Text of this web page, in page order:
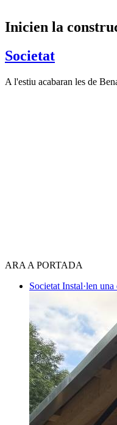
Inicien la
Societat
A l'estiu acabaran les de
ARA A PORTADA
Societat Instal·len